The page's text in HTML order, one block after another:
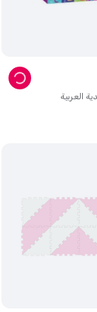
العربية